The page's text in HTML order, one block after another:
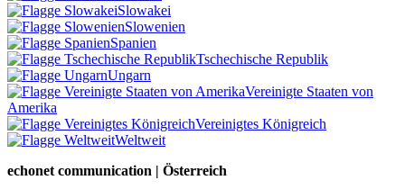
Slowakei
Slowenien
Spanien
Tschechische Republik
Ungarn
Vereinigte Staaten von
Amerika
Vereinigtes Königreich
Weltweit
echonet communication | Österreich